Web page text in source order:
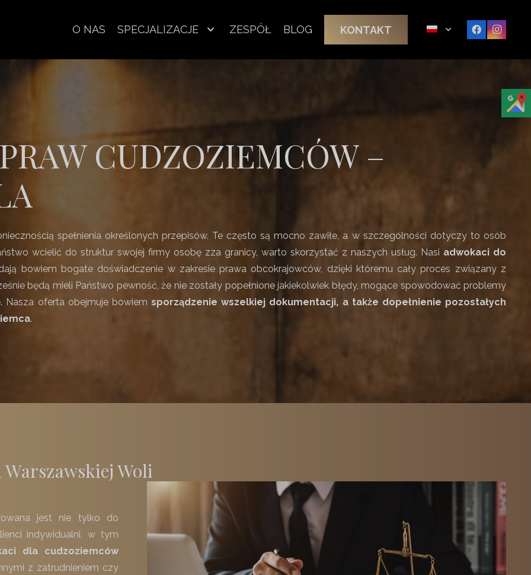
O NAS SPECJALIZACJE ZESPÓŁ BLOG KONTAKT
CUDZOZIEMCÓW –
spełnienia określonych przepisów. Te często są mocno zawiłe, a w szczególności dotyczy to osób
wcielić do struktur swojej firmy osobę zza granicy, warto skorzystać z naszych usług. Nasi adwokaci do
bowiem bogate doświadczenie w zakresie prawa obcokrajowców, dzięki któremu cały proces związany z
będą mieli Państwo pewność, że nie zostały popełnione jakiekolwiek błędy, mogące spowodować problemy
Nasza oferta obejmuje bowiemsporządzenie wszelkiej dokumentacji, a także dopełnienie pozostałych
.
Woli
jest nie tylko do
indywidualni, w tym
dla cudzoziemców
z zatrudnieniem czy